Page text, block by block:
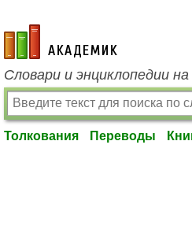
academic.ru
Словари и энциклопедии
Толкования Переводы